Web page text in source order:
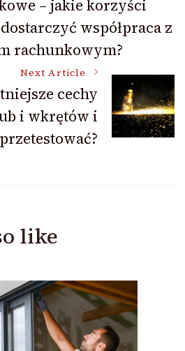
– jakie korzyści
dostarczyć współpraca z
rachunkowym?
Next Article
cechy
i wkrętów i
like